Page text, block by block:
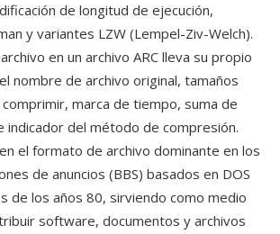
de longitud de ejecución,
y variantes LZW (Lempel-Ziv-Welch).
en un archivo ARC lleva su propio
nombre de archivo original, tamaños
marca de tiempo, suma de
indicador del método de compresión.
el formato de archivo dominante en los
de anuncios (BBS) basados en DOS
de los años 80, sirviendo como medio
software, documentos y archivos